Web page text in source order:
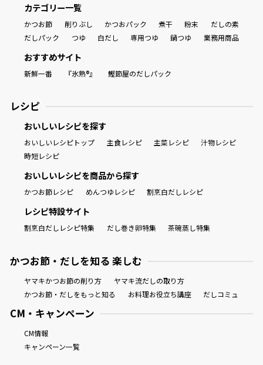
カテゴリー一覧
かつお節 削りぶし かつおパック 煮干 粉末
だしの素
だしパック
つゆ 白だし 専用つゆ 鍋つゆ 業務用商品
おすすめサイト
新鮮一番 『氷熟®』 鰹節屋のだしパック
レシピ
おいしいレシピを探す
おいしいレシピトップ 主食レシピ 主菜レシピ
汁物レシピ
時短レシピ
おいしいレシピを商品から探す
かつお節レシピ めんつゆレシピ 割烹白だしレシピ
レシピ特設サイト
割烹白だしレシピ特集 だし巻き卵特集 茶碗蒸し特集
かつお節・だしを知る 楽しむ
ヤマキかつお節の削り方
ヤマキ流だしの取り方
かつお節・だしをもっと知る
お料理お役立ち講座 だしコミュ
CM・キャンペーン
CM情報
キャンペーン一覧